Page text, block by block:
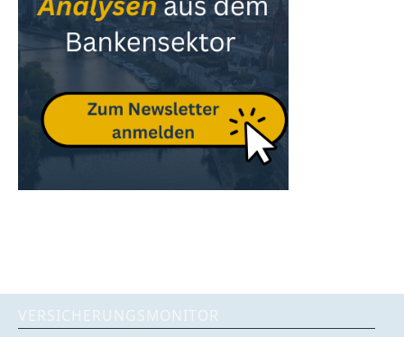
VERSICHERUNGSMONITOR